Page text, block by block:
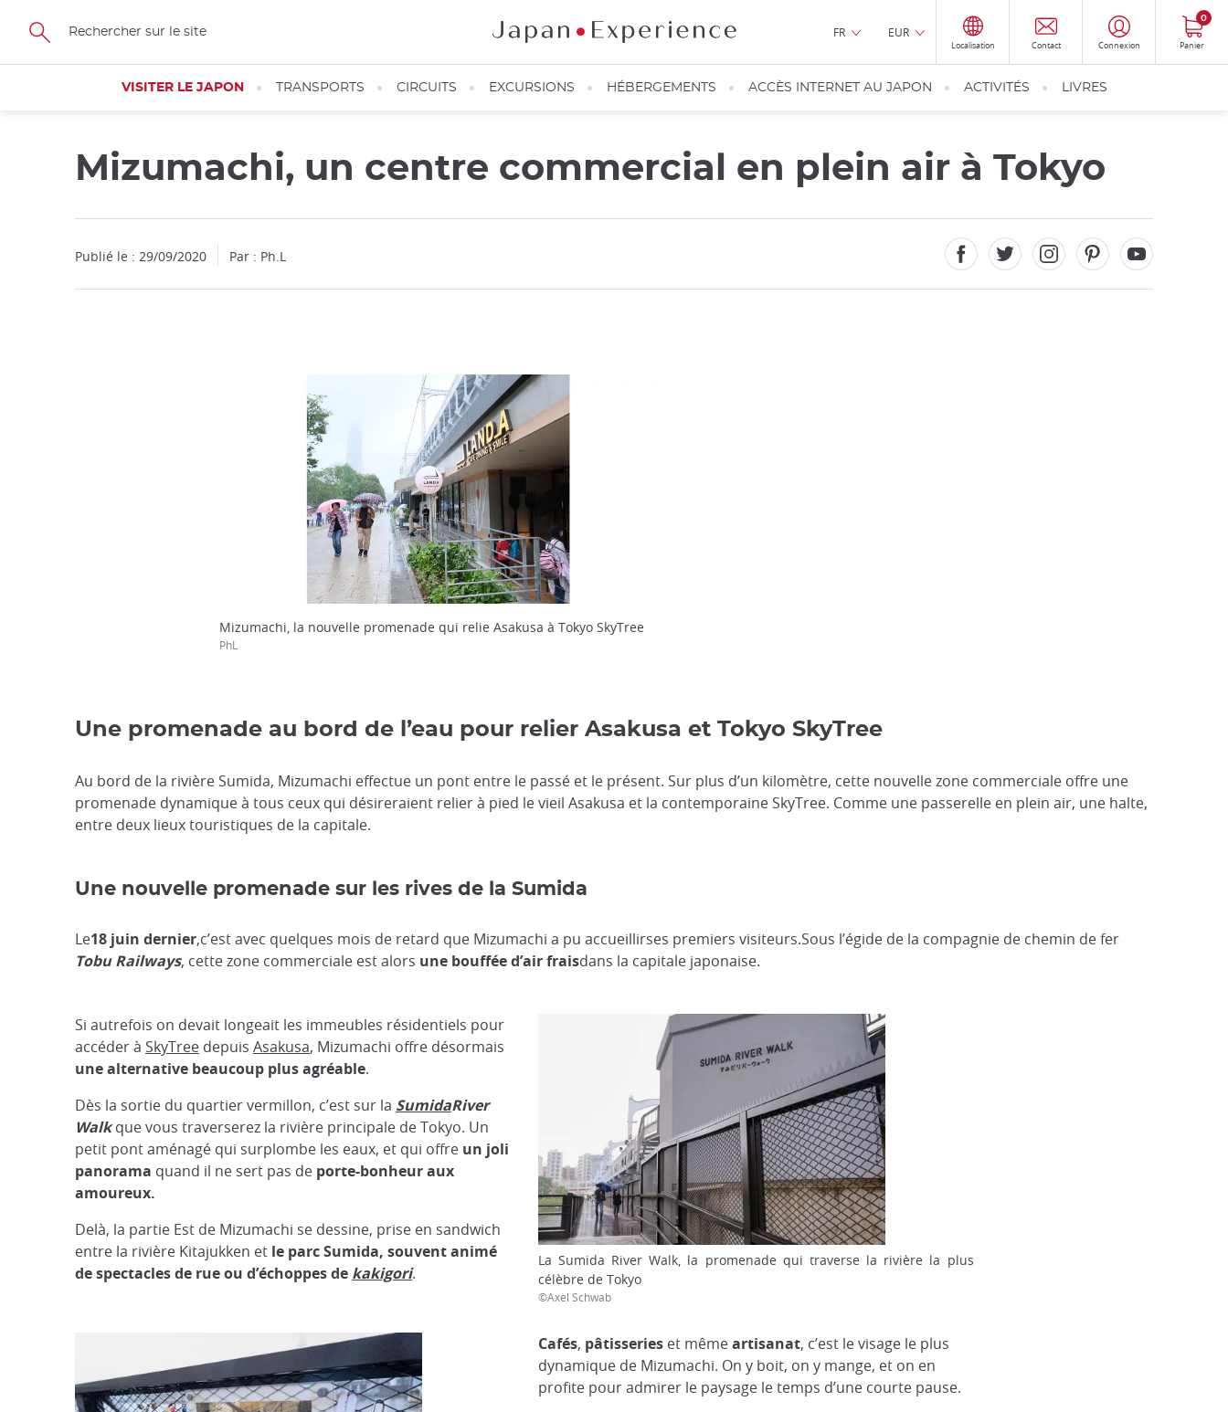
Skip
main
FR EUR
Localisation Contact Connexion Panier
0
VISITER LE JAPON TRANSPORTS CIRCUITS EXCURSIONS HÉBERGEMENTS ACCÈS INTERNET AU JAPON ACTIVITÉS LIVRES
Mizumachi, un centre commercial en plein air à Tokyo
Publié le : 29/09/2020 Par : Ph.L
Mizumachi, la nouvelle promenade qui relie Asakusa à Tokyo SkyTree
PhL
Une promenade au bord de l’eau pour relier Asakusa et Tokyo SkyTree
Au bord de la rivière Sumida, Mizumachi effectue un pont entre le passé et le présent. Sur plus d’un kilomètre, cette nouvelle zone commerciale offre une
promenade dynamique à tous ceux qui désireraient relier à pied le vieil Asakusa et la contemporaine SkyTree. Comme une passerelle en plein air, une halte,
entre deux lieux touristiques de la capitale.
Une nouvelle promenade sur les rives de la Sumida
Le18 juin dernier,c’est avec quelques mois de retard que Mizumachi a pu accueillirses premiers visiteurs.Sous l’égide de la compagnie de chemin de fer
Tobu Railways, cette zone commerciale est alors une bouffée d’air fraisdans la capitale japonaise.
Si autrefois on devait longeait les immeubles résidentiels pour
accéder à SkyTree depuis Asakusa, Mizumachi offre désormais
une alternative beaucoup plus agréable.
Dès la sortie du quartier vermillon, c’est sur la SumidaRiver
Walkque vous traverserez la rivière principale de Tokyo. Un
petit pont aménagé qui surplombe les eaux, et qui offre un joli
panorama quand il ne sert pas de porte-bonheur aux
amoureux.
Delà, la partie Est de Mizumachi se dessine, prise en sandwich
entre la rivière Kitajukken et le parc Sumida, souvent animé
de spectaclesde rueou d’échoppes de kakigori.
La Sumida River Walk, la promenade qui traverse la rivière la plus
célèbre de Tokyo
©Axel Schwab
Cafés, pâtisseries et mêmeartisanat, c’est le visage le plus
dynamique de Mizumachi. On y boit, on y mange, et on en
profite pour admirer le paysage le temps d’une courte pause.